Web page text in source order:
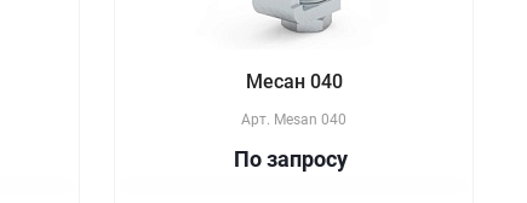
Месан 040
Арт. Mesan 040
По запросу